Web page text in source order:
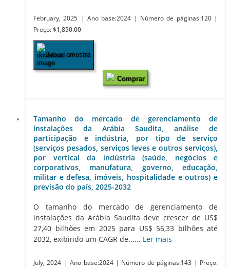
February, 2025 | Ano base:2024 | Número de páginas:120 |
Preço: $1,850.00
Baixar amostra
Comprar
Tamanho do mercado de gerenciamento de
instalações da Arábia Saudita, análise de
participação e indústria, por tipo de serviço
(serviços pesados, serviços leves e outros serviços),
por vertical da indústria (saúde, negócios e
corporativos, manufatura, governo, educação,
militar e defesa, imóveis, hospitalidade e outros) e
previsão do país, 2025-2032
O tamanho do mercado de gerenciamento de
instalações da Arábia Saudita deve crescer de US$
27,40 bilhões em 2025 para US$ 56,33 bilhões até
2032, exibindo um CAGR de...... Ler mais
July, 2024 | Ano base:2024 | Número de páginas:143 | Preço: